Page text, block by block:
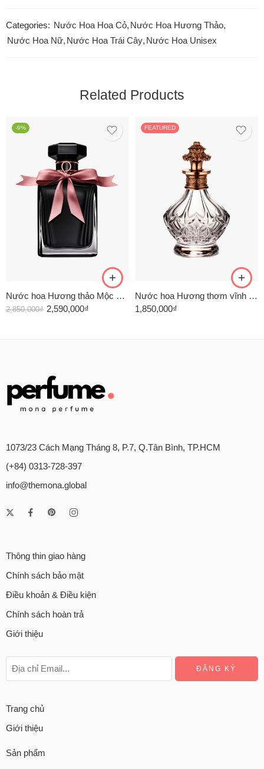
Categories: Nước Hoa Hoa Cỏ, Nước Hoa Hương Thảo,
Nước Hoa Nữ, Nước Hoa Trái Cây, Nước Hoa Unisex
Related Products
-9%
Nước hoa Hương thảo Mộc mạc
2,850,000₫ 2,590,000₫
FEATURED
Nước hoa Hương thơm vĩnh cửu
1,850,000₫
1073/23 Cách Mạng Tháng 8, P.7, Q.Tân Bình, TP.HCM
(+84) 0313-728-397
info@themona.global
Thông thin giao hàng
Chính sách bảo mật
Điều khoản & Điều kiện
Chính sách hoàn trả
Giới thiệu
Trang chủ
Giới thiệu
Sản phẩm